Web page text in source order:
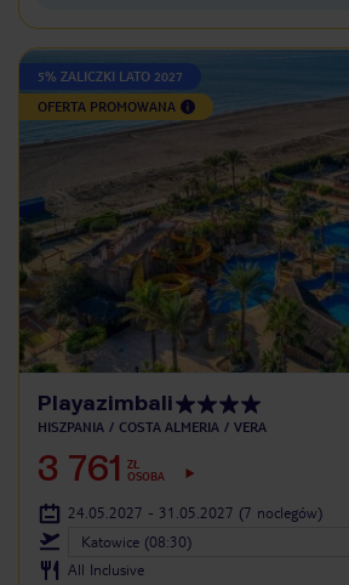
5% ZALICZKI LATO 2027
OFERTA PROMOWANA
Playazimbali
HISZPANIA COSTA ALMERIA VERA
3 761
ZŁ
OSOBA
24.05.2027 - 31.05.2027 (7 noclegów)
Katowice (08:30)
All Inclusive